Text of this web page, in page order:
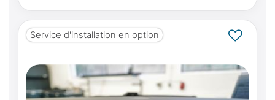
Service d'installation en option